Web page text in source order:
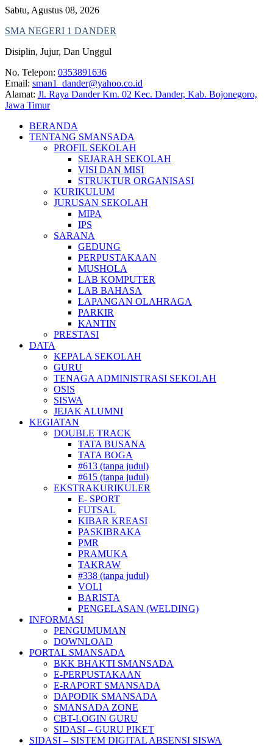
Skip
content
Sabtu, Agustus 08, 2026
SMA NEGERI 1 DANDER
Disiplin, Jujur, Dan Unggul
No. Telepon: 0353891636
Email: sman1_dander@yahoo.co.id
Alamat: Jl. Raya Dander Km. 02 Kec. Dander, Kab. Bojonegoro,
Jawa Timur
BERANDA
TENTANG SMANSADA
PROFIL SEKOLAH
SEJARAH SEKOLAH
VISI DAN MISI
STRUKTUR ORGANISASI
KURIKULUM
JURUSAN SEKOLAH
MIPA
IPS
SARANA
GEDUNG
PERPUSTAKAAN
MUSHOLA
LAB KOMPUTER
LAB BAHASA
LAPANGAN OLAHRAGA
PARKIR
KANTIN
PRESTASI
DATA
KEPALA SEKOLAH
GURU
TENAGA ADMINISTRASI SEKOLAH
OSIS
SISWA
JEJAK ALUMNI
KEGIATAN
DOUBLE TRACK
TATA BUSANA
TATA BOGA
#613 (tanpa judul)
#615 (tanpa judul)
EKSTRAKURIKULER
E- SPORT
FUTSAL
KIBAR KREASI
PASKIBRAKA
PMR
PRAMUKA
TAKRAW
#338 (tanpa judul)
VOLI
BARISTA
PENGELASAN (WELDING)
INFORMASI
PENGUMUMAN
DOWNLOAD
PORTAL SMANSADA
BKK BHAKTI SMANSADA
E-PERPUSTAKAAN
E-RAPORT SMANSADA
DAPODIK SMANSADA
SMANSADA ZONE
CBT-LOGIN GURU
SIDASI – GURU PIKET
SIDASI – SISTEM DIGITAL ABSENSI SISWA